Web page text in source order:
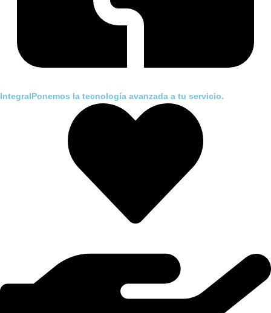
IntegralPonemos la tecnología avanzada a tu servicio.